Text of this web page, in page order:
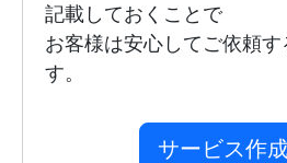
記載しておくことで
お客様は安心してご依頼す
す。
サービス作